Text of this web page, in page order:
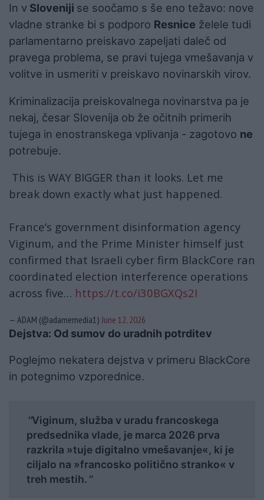
In v Sloveniji se soočamo s še eno težavo: nove
vladne stranke bi s podporo Resnice želele tudi
parlamentarno preiskavo zapeljati daleč od
pravega problema, se pravi tujega vmešavanja v
volitve in usmeriti v preiskavo novinarskih virov.
Kriminalizacija preiskovalnega novinarstva pa je
nekaj, česar Slovenija ob že očitnih primerih
tujega in enostranskega vplivanja - zagotovo ne
potrebuje.
This is WAY BIGGER than it looks. Let me
break down exactly what just happened.
France’s government disinformation agency
Viginum, and the Prime Minister himself just
confirmed that Israeli cyber firm BlackCore ran
coordinated election interference operations
across five… https://t.co/i30BGXQs2I
— ADAM (@adamemedia1) June 12, 2026
Dejstva: Od sumov do uradnih potrditev
Poglejmo nekatera dejstva v primeru BlackCore
in potegnimo vzporednice.
Viginum, služba v uradu francoskega
predsednika vlade, je marca 2026 prva
razkrila »tuje digitalno vmešavanje«, ki je
ciljalo na »francosko politično stranko« v
treh mestih.